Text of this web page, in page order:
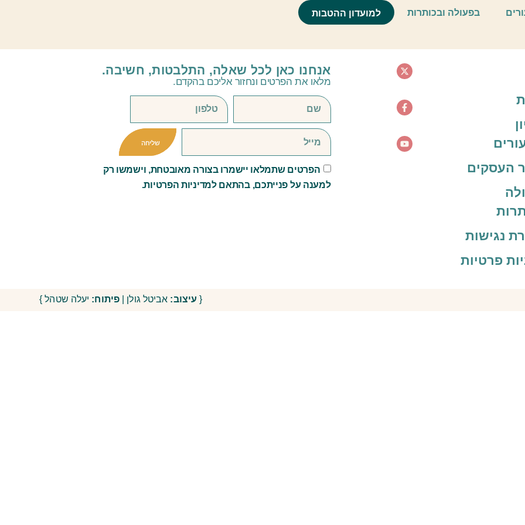
בפעולה ובכותרות למועדון ההטבות הדתית
העסקים
נגישות
פרטיות
אנחנו כאן לכל שאלה, התלבטות, חשיבה.
מלאו את הפרטים ונחזור אליכם בהקדם.
הפרטים שתמלאו יישמרו בצורה מאובטחת, וישמשו רק
למענה על פנייתכם, בהתאם למדיניות הפרטיות.
שליחה
{ עיצוב: אביטל גולן | פיתוח: יעלה שטהל }